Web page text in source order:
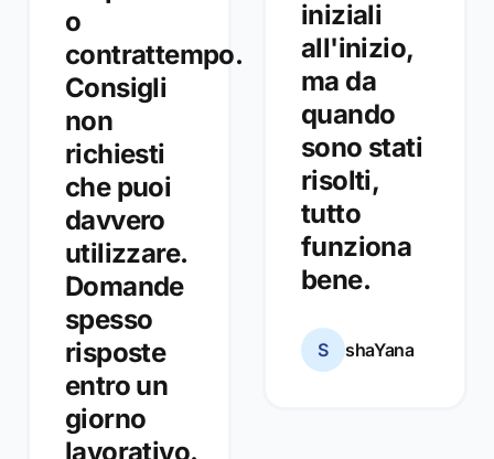
o
contrattempo.
Consigli
non
richiesti
che puoi
davvero
utilizzare.
Domande
spesso
risposte
entro un
giorno
lavorativo.
iniziali
all'inizio,
ma da
quando
sono stati
risolti,
tutto
funziona
bene.
S shaYana